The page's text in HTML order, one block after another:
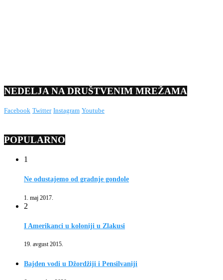
NEDELJA NA DRUŠTVENIM MREŽAMA
Facebook Twitter Instagram Youtube
POPULARNO
1
Ne odustajemo od gradnje gondole
1. maj 2017.
2
I Amerikanci u koloniji u Zlakusi
19. avgust 2015.
Bajden vodi u Džordžiji i Pensilvaniji